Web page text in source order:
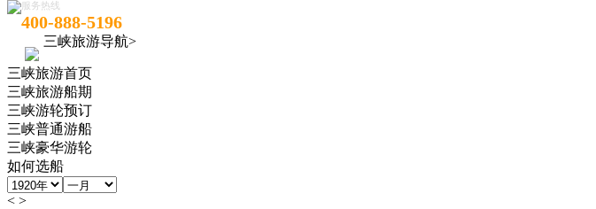
服务热线
400-888-5196
三峡旅游导航>
三峡旅游首页
三峡旅游船期
三峡游轮预订
三峡普通游船
三峡豪华游轮
如何选船
< >